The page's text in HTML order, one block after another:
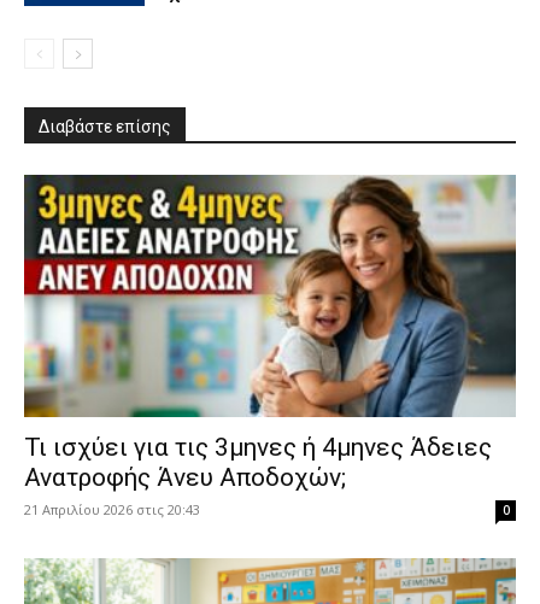
Διαβάστε επίσης
​Τι ισχύει για τις 3μηνες ή 4μηνες Άδειες
Ανατροφής Άνευ Αποδοχών;
21 Απριλίου 2026 στις 20:43 0